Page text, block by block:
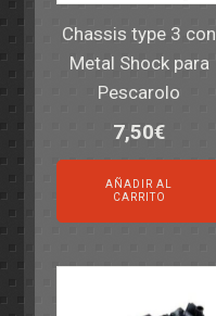
Chassis type 3 con
Metal Shock para
Pescarolo
7,50€
AÑADIR AL
CARRITO